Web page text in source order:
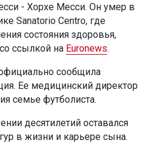
- Хорхе Месси. Он умер в
Sanatorio Centro, где
состояния здоровья,
со ссылкой на Euronews.
сообщила
Ее медицинский директор
семье футболиста.
десятилетий оставался
в жизни и карьере сына.